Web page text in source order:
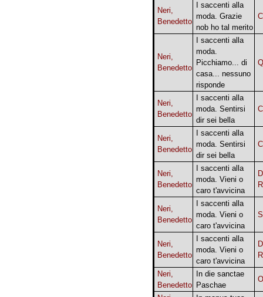
Neri,
Benedetto
I saccenti alla
moda. Grazie
nob ho tal merito
Neri,
Benedetto
I saccenti alla
moda.
Picchiamo... di
casa... nessuno
risponde
Neri,
Benedetto
I saccenti alla
moda. Sentirsi
dir sei bella
Neri,
Benedetto
I saccenti alla
moda. Sentirsi
dir sei bella
Neri,
Benedetto
I saccenti alla
moda. Vieni o
caro t'avvicina
Neri,
Benedetto
I saccenti alla
moda. Vieni o
caro t'avvicina
Neri,
Benedetto
I saccenti alla
moda. Vieni o
caro t'avvicina
Neri,
Benedetto
In die sanctae
Paschae